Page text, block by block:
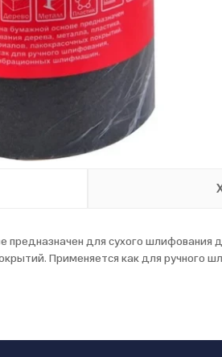
предназначен для сухого шлифования
Применяется как для ручного